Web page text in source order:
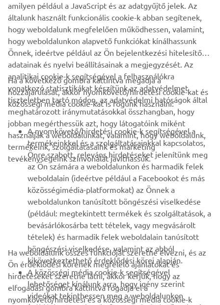
INVICTUS HIVATALOS WEBOLDALA
VÁLLALATI
B2B
TÖBB YAMAHA
TÁMOGATÁS
HÍRLEVÉL
Legyél az elsők között, aki a legújabb ajánlatokról, különleges
eseményekről, újdonságokról stb. értesül.
ELŐFIZETÉS
amilyen például a JavaScript és az adatgyűjtő jelek. Az
általunk használt funkcionális cookie-k abban segítenek,
hogy weboldalunk megfelelően működhessen, valamint,
hogy weboldalunkon alapvető funkciókat kínálhassunk
Önnek, ideértve például az Ön bejelentkezési hitelesítő
adatainak és nyelvi beállításainak a megjegyzését. Az
analitikai cookie-k segítségével a felhasználókra
vonatkozó statisztikákat készítünk az adatvédelmet
tiszteletben tartó módon, az adatvédelmi hatóságok által
meghatározott iránymutatásokkal összhangban, hogy
jobban megérthessük azt, hogy látogatóink miként
használják a weboldalunkat, valamint, hogy weboldalunk,
termékeink, szolgáltatásaink és marketing
tevékenységeink színvonalát javíthassuk.
Ha a következő gombra kattintva megadja a
hozzájárulását, akkor nyomkövető/hirdetési cookie-kat és
közösségi média cookie-kat is fogunk használni:
A nyomkövető/hirdetési cookie-k segítségével a
termékeinkkel és a szolgáltatásainkkal kapcsolatos,
Önre szabott, releváns hirdetéseket jelenítünk meg
az Ön számára a weboldalunkon és harmadik felek
weboldalain (ideértve például a Facebookot és más
közösségimédia-platformokat) az Önnek a
weboldalunkon tanúsított böngészési viselkedése
(például: megtekintett termékek és szolgáltatások, a
bevásárlókosárba tett tételek, vagy megvásárolt
tételek) és harmadik felek weboldalain tanúsított
böngészési viselkedése, valamint az abból
kikövetkeztethető érdeklődési körei alapján.
A közösségi média cookie-k segítségével
lehetőséget kínálunk arra, hogy igény szerint
videókat tekinthessen meg a weboldalunkon
Ha weboldalunk összes funkcióját szeretné élvezni, és az
Ön érdeklődési körének megfelelő ajánlatokat és
hirdetéseket szeretne látni, akkor kérjük, hogy az
elfogadási gombra kattintva fogadja el a
nyomkövető/hirdetési és a közösségi média cookie-k